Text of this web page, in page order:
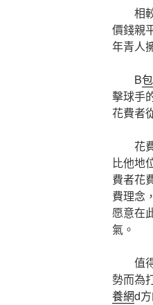
相
價錢親
年青人
B
擊球手
花費者
花
比他地
費者花
費理念
愿意在
氣。
值
勢而為
養網d